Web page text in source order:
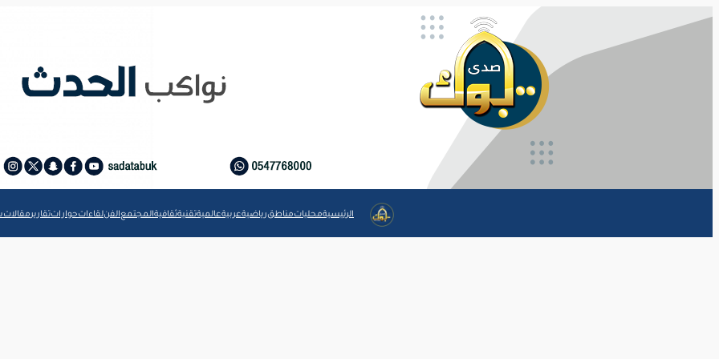
تخطى
الرئيسيةمحلياتمناطقرياضيةعربيةعالميةتقنيةثقافيةالمجتمعالفنلقاءاتحواراتتقاريرمقالات